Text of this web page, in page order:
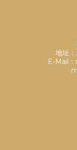
地址
E-Mail